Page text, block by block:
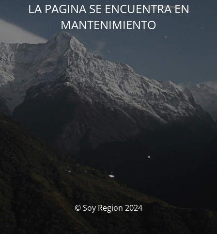
LA PAGINA SE ENCUENTRA EN
MANTENIMIENTO
© Soy Region 2024